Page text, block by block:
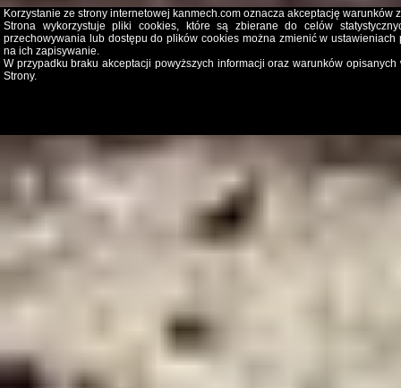
Korzystanie ze strony internetowej kanmech.com oznacza akceptację warunków
Strona wykorzystuje pliki cookies, które są zbierane do celów
przechowywania lub dostępu do plików cookies można zmienić w
na ich zapisywanie.
W przypadku braku akceptacji powyższych informacji oraz warunków
Strony.